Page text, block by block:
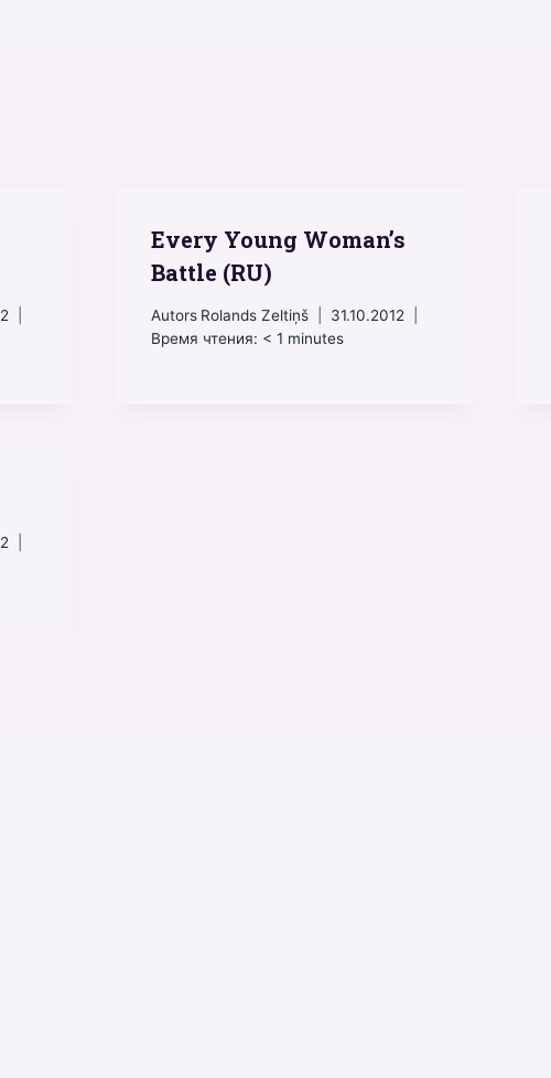
Every Young Woman’s
Battle (RU)
Autors Rolands Zeltiņš
31.10.2012
Время чтения: < 1 minutes